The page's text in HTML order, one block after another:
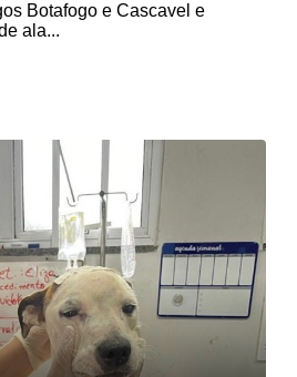
Botafogo e Cascavel e
ala...